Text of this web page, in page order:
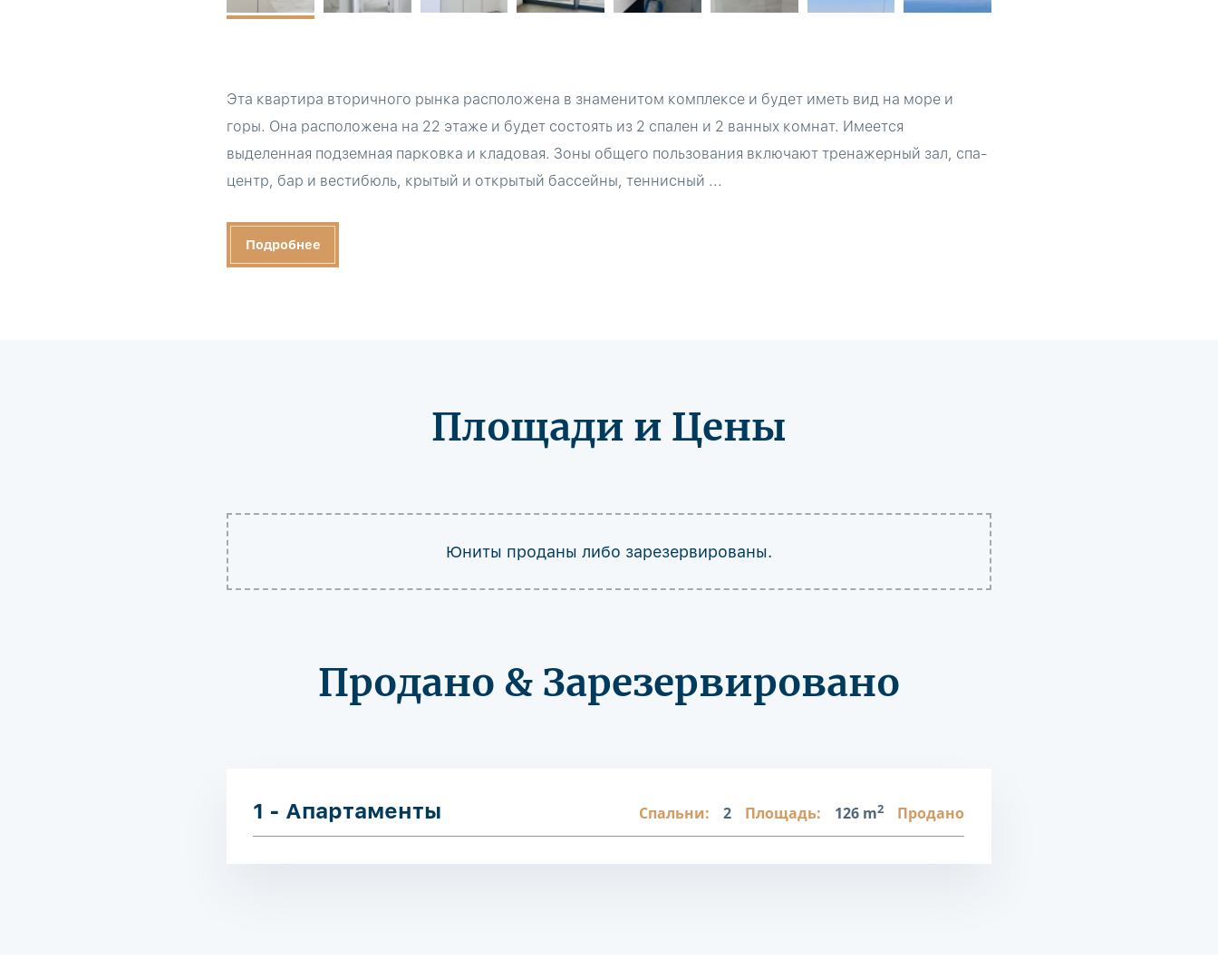
Эта квартира вторичного рынка расположена в знаменитом комплексе и будет иметь вид на море и
горы. Она расположена на 22 этаже и будет состоять из 2 спален и 2 ванных комнат. Имеется
выделенная подземная парковка и кладовая. Зоны общего пользования включают тренажерный зал, спа-
центр, бар и вестибюль, крытый и открытый бассейны, теннисный ...
Подробнее
Площади и Цены
Юниты проданы либо зарезервированы.
Продано & Зарезервировано
1 - Апартаменты Спальни: 2 Площадь: 126 m2 Продано